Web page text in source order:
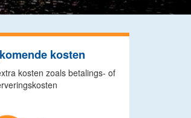
kosten
kosten zoals betalings- of